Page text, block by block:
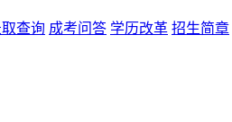
查询 成考问答 学历改革 招生简章